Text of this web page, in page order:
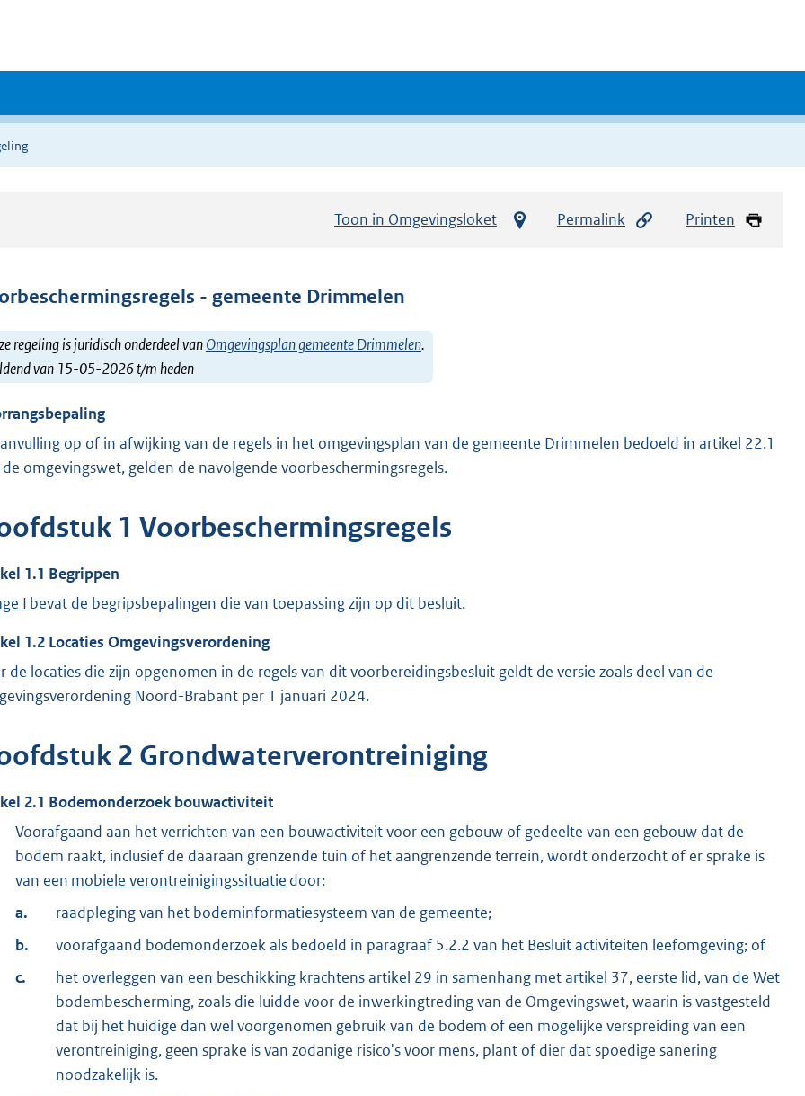
Toon in Omgevingsloket Permalink Printen
- gemeente Drimmelen
regeling is juridisch onderdeel vanOmgevingsplan gemeente Drimmelen.
van 15-05-2026 t/m heden
op of in afwijking van de regels in het omgevingsplan van de gemeente Drimmelen bedoeld in artikel 22.1
omgevingswet, gelden de navolgende voorbeschermingsregels.
1 Voorbeschermingsregels
1.1 Begrippen
I bevat de begripsbepalingen die van toepassing zijn op dit besluit.
1.2 Locaties Omgevingsverordening
de locaties die zijn opgenomen in de regels van dit voorbereidingsbesluit geldt de versie zoals deel van de
Noord-Brabant per 1 januari 2024.
2 Grondwaterverontreiniging
2.1 Bodemonderzoek bouwactiviteit
Voorafgaand aan het verrichten van een bouwactiviteit voor een gebouw of gedeelte van een gebouw dat de
bodem raakt, inclusief de daaraan grenzende tuin of het aangrenzende terrein, wordt onderzocht of er sprake is
van een mobiele verontreinigingssituatie door:
a.
raadpleging van het bodeminformatiesysteem van de gemeente;
b.
voorafgaand bodemonderzoek als bedoeld in paragraaf 5.2.2 van het Besluit activiteiten leefomgeving; of
c.
het overleggen van een beschikking krachtens artikel 29 in samenhang met artikel 37, eerste lid, van de Wet
bodembescherming, zoals die luidde voor de inwerkingtreding van de Omgevingswet, waarin is vastgesteld
dat bij het huidige dan wel voorgenomen gebruik van de bodem of een mogelijke verspreiding van een
verontreiniging, geen sprake is van zodanige risico's voor mens, plant of dier dat spoedige sanering
noodzakelijk is.